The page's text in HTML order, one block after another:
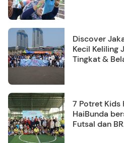
Discover
Kecil Keliling
Tingkat &
7 Potret Kids
HaiBunda
Futsal dan